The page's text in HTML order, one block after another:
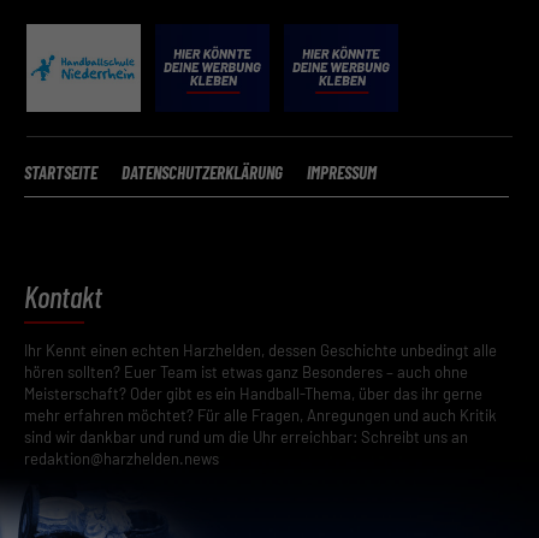
STARTSEITE DATENSCHUTZERKLÄRUNG IMPRESSUM
Kontakt
Ihr Kennt einen echten Harzhelden, dessen Geschichte unbedingt alle
hören sollten? Euer Team ist etwas ganz Besonderes – auch ohne
Meisterschaft? Oder gibt es ein Handball-Thema, über das ihr gerne
mehr erfahren möchtet? Für alle Fragen, Anregungen und auch Kritik
sind wir dankbar und rund um die Uhr erreichbar: Schreibt uns an
redaktion@harzhelden.news
Speichern
Zurück
Essenzielle Cookies ermöglichen grundlegende Funktionen und sind für die
Funktion der Website erforderlich.